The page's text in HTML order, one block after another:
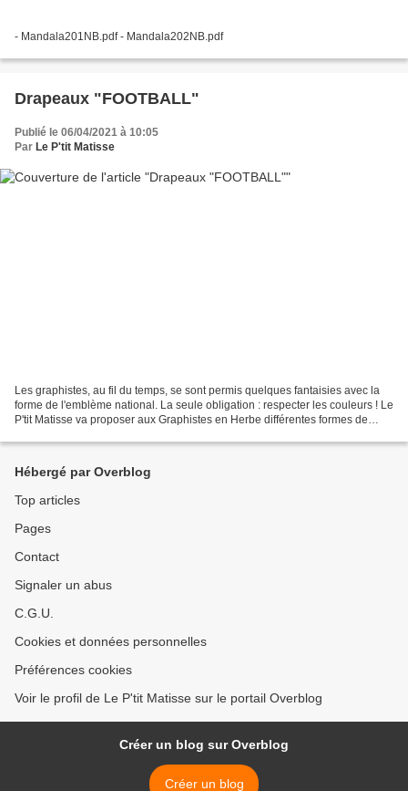
- Mandala201NB.pdf - Mandala202NB.pdf
Drapeaux "FOOTBALL"
Publié le 06/04/2021 à 10:05
Par Le P'tit Matisse
Les graphistes, au fil du temps, se sont permis quelques fantaisies avec la
forme de l'emblème national. La seule obligation : respecter les couleurs ! Le
P'tit Matisse va proposer aux Graphistes en Herbe différentes formes de
Hébergé par Overblog
Top articles
Pages
Contact
Signaler un abus
C.G.U.
Cookies et données personnelles
Préférences cookies
Voir le profil de Le P'tit Matisse sur le portail Overblog
Créer un blog sur Overblog
Créer un blog